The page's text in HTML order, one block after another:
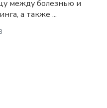
между болезнью и
а также ...